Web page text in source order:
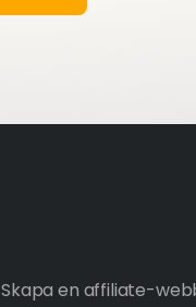
Skapa en affiliate-